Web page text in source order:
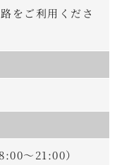
をご利用くださ
～21:00）